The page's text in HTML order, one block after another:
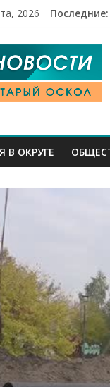
2026 Последние:
В ОКРУГЕ